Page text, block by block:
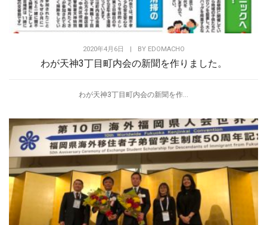
2020年4月6日 BY EDOMACHO
わが天神3丁目町内会の新聞を作りました。
わが天神3丁目町内会の新聞を作...